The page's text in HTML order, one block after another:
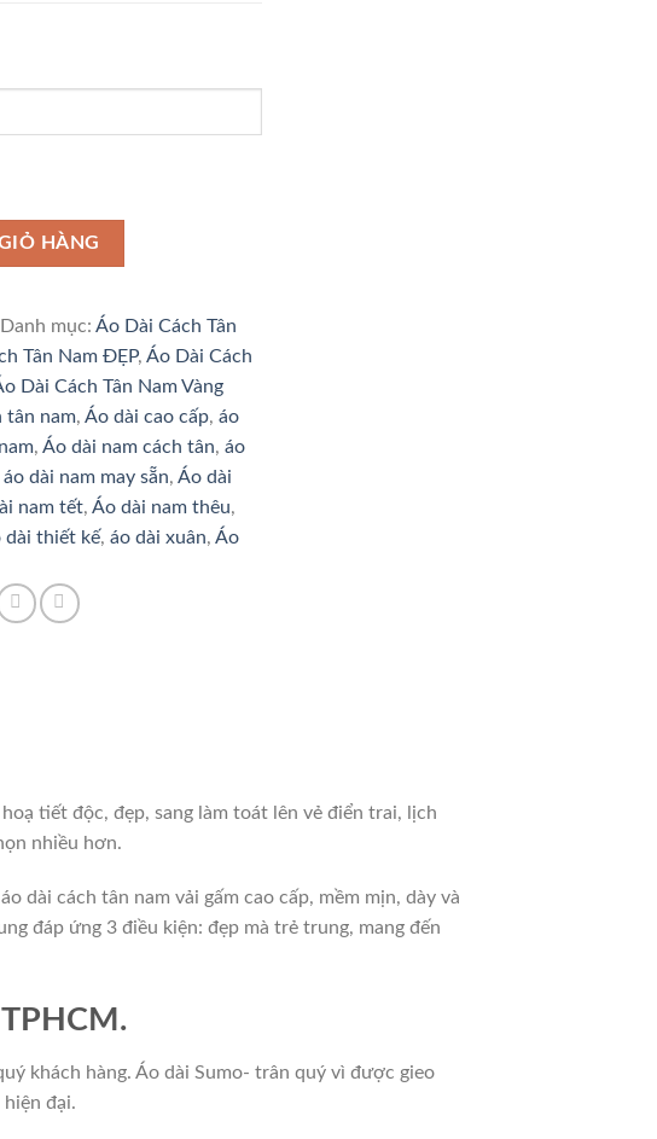
HÀNG
Danh mục: Áo Dài Cách Tân
Tân Nam ĐẸP, Áo Dài Cách
Dài Cách Tân Nam Vàng
tân nam, Áo dài cao cấp, áo
, Áo dài nam cách tân, áo
áo dài nam may sẵn, Áo dài
nam tết, Áo dài nam thêu,
dài thiết kế, áo dài xuân, Áo
tiết độc, đẹp, sang làm toát lên vẻ điển trai, lịch
nhiều hơn.
dài cách tân nam vải gấm cao cấp, mềm mịn, dày và
đáp ứng 3 điều kiện: đẹp mà trẻ trung, mang đến
khách hàng. Áo dài Sumo- trân quý vì được gieo
đại.